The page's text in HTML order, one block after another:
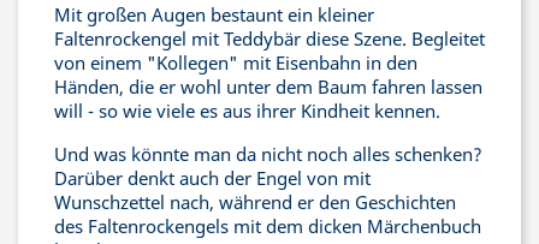
Mit großen Augen bestaunt ein kleiner
Faltenrockengel mit Teddybär diese Szene. Begleitet
von einem "Kollegen" mit Eisenbahn in den
Händen, die er wohl unter dem Baum fahren lassen
will - so wie viele es aus ihrer Kindheit kennen.
Und was könnte man da nicht noch alles schenken?
Darüber denkt auch der Engel von mit
Wunschzettel nach, während er den Geschichten
des Faltenrockengels mit dem dicken Märchenbuch